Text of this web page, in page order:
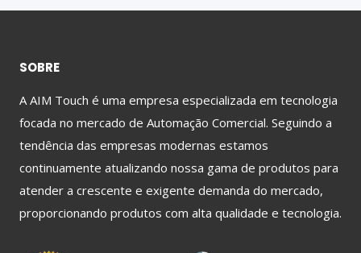
SOBRE
A AIM Touch é uma empresa especializada em tecnologia
focada no mercado de Automação Comercial. Seguindo a
tendência das empresas modernas estamos
continuamente atualizando nossa gama de produtos para
atender a crescente e exigente demanda do mercado,
proporcionando produtos com alta qualidade e tecnologia.